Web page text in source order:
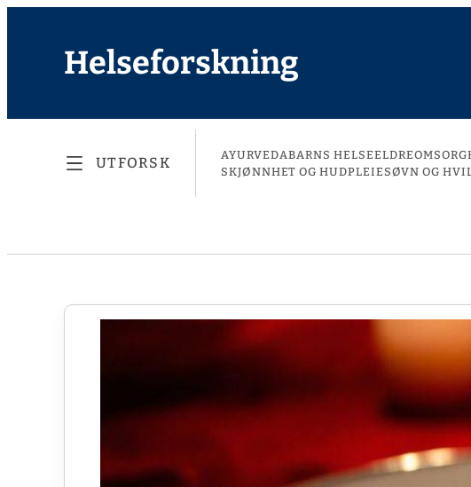
Helseforskning
UTFORSK AYURVEDABARNS HELSEELDREOMSORG
SKJØNNHET OG HUDPLEIE SØVN OG